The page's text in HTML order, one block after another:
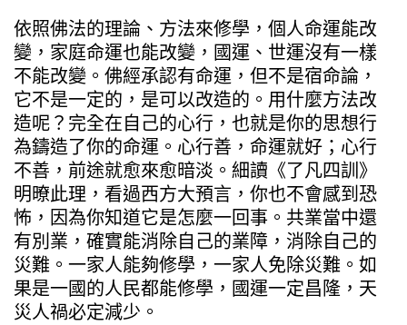
依照佛法的理論、方法來修學，個人命運能改
變，家庭命運也能改變，國運、世運沒有一樣
不能改變。佛經承認有命運，但不是宿命論，
它不是一定的，是可以改造的。用什麼方法改
造呢？完全在自己的心行，也就是你的思想行
為鑄造了你的命運。心行善，命運就好；心行
不善，前途就愈來愈暗淡。細讀《了凡四訓》
明暸此理，看過西方大預言，你也不會感到恐
怖，因為你知道它是怎麼一回事。共業當中還
有別業，確實能消除自己的業障，消除自己的
災難。一家人能夠修學，一家人免除災難。如
果是一國的人民都能修學，國運一定昌隆，天
災人禍必定減少。